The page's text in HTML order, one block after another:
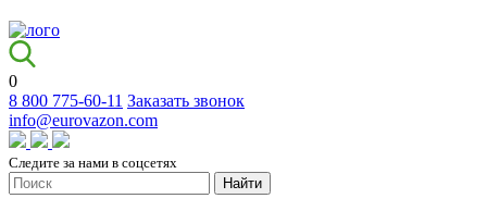
0
8 800 775-60-11 Заказать звонок
info@eurovazon.com
Следите за нами в соцсетях
Найти